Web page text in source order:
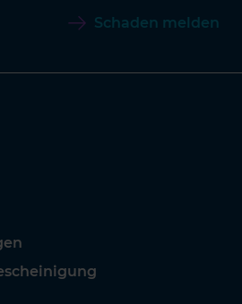
Schaden melden